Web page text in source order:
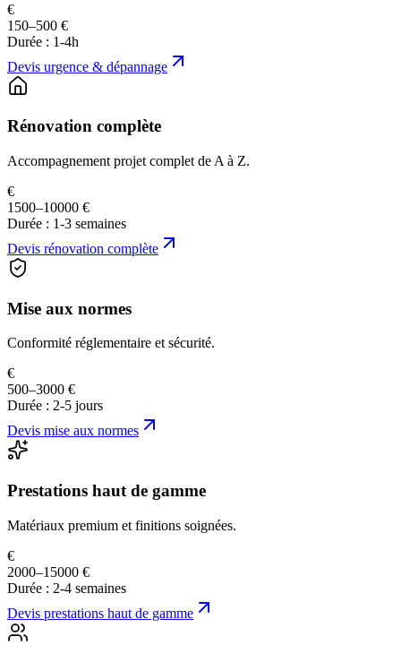
€
150–500 €
Durée : 1-4h
Devis urgence & dépannage
Rénovation complète
Accompagnement projet complet de A à Z.
€
1500–10000 €
Durée : 1-3 semaines
Devis rénovation complète
Mise aux normes
Conformité réglementaire et sécurité.
€
500–3000 €
Durée : 2-5 jours
Devis mise aux normes
Prestations haut de gamme
Matériaux premium et finitions soignées.
€
2000–15000 €
Durée : 2-4 semaines
Devis prestations haut de gamme